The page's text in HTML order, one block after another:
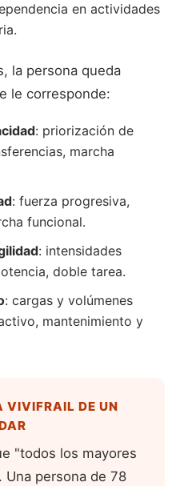
en actividades
la persona queda
le corresponde:
: priorización de
marcha
: fuerza progresiva,
funcional.
: intensidades
doble tarea.
: cargas y volúmenes
mantenimiento y
VIVIFRAIL DE UN
"todos los mayores
Una persona de 78